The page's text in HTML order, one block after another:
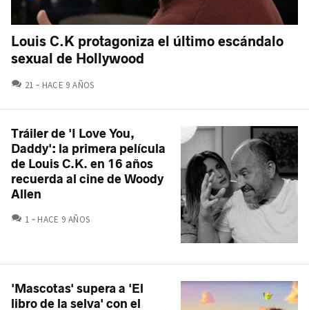
Louis C.K protagoniza el último escándalo
sexual de Hollywood
21 COMENTARIOS
HACE 9 AÑOS
Tráiler de 'I Love You,
Daddy': la primera película
de Louis C.K. en 16 años
recuerda al cine de Woody
Allen
1 COMENTARIOS
HACE 9 AÑOS
'Mascotas' supera a 'El
libro de la selva' con el